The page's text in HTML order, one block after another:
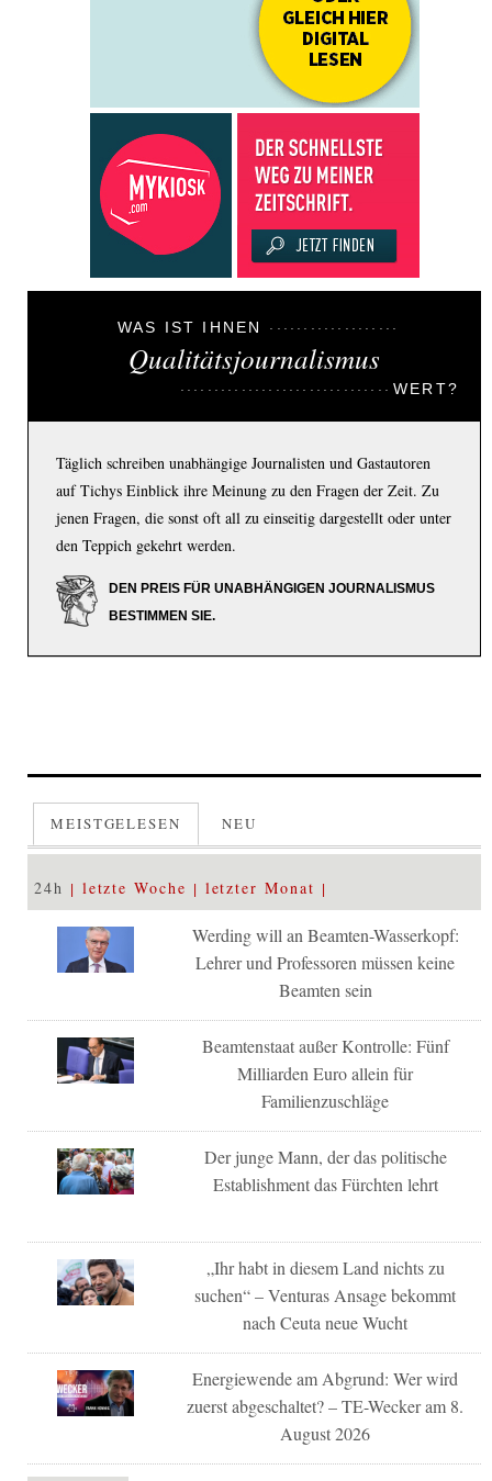
WAS IST IHNEN
Qualitätsjournalismus
WERT?
Täglich schreiben unabhängige Journalisten und Gastautoren
auf Tichys Einblick ihre Meinung zu den Fragen der Zeit. Zu
jenen Fragen, die sonst oft all zu einseitig dargestellt oder unter
den Teppich gekehrt werden.
DEN PREIS FÜR UNABHÄNGIGEN JOURNALISMUS
BESTIMMEN SIE.
MEISTGELESEN NEU
24h letzte Woche letzter Monat
Werding will an Beamten-Wasserkopf:
Lehrer und Professoren müssen keine
Beamten sein
Beamtenstaat außer Kontrolle: Fünf
Milliarden Euro allein für
Familienzuschläge
Der junge Mann, der das politische
Establishment das Fürchten lehrt
„Ihr habt in diesem Land nichts zu
suchen“ – Venturas Ansage bekommt
nach Ceuta neue Wucht
Energiewende am Abgrund: Wer wird
zuerst abgeschaltet? – TE-Wecker am 8.
August 2026